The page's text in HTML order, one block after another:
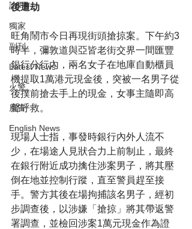
訪問
獨家
副刊
Latest News
火警
廣告
English News
後遭劫
旺角鬧市今日再現街頭搶掠案。下午約3
時半，彌敦道與亞皆老街交界一間匯豐
銀行分行內，兩名女子在地庫自動櫃員
機提取1萬港元現金後，突被一名男子從
後撲前搶去手上的現金，女事主隨即高
聲呼救。
現場人士指，事發時銀行內外人流不
少，在場途人見狀合力上前制止，最終
在銀行附近成功擒住涉案男子，將其壓
倒在地並控制行蹤，直至警員趕至接
手。警方其後在場拘捕該名男子，經初
步調查後，以涉嫌「搶掠」將其帶返警
署調查，並檢回涉案1萬元現金作為證